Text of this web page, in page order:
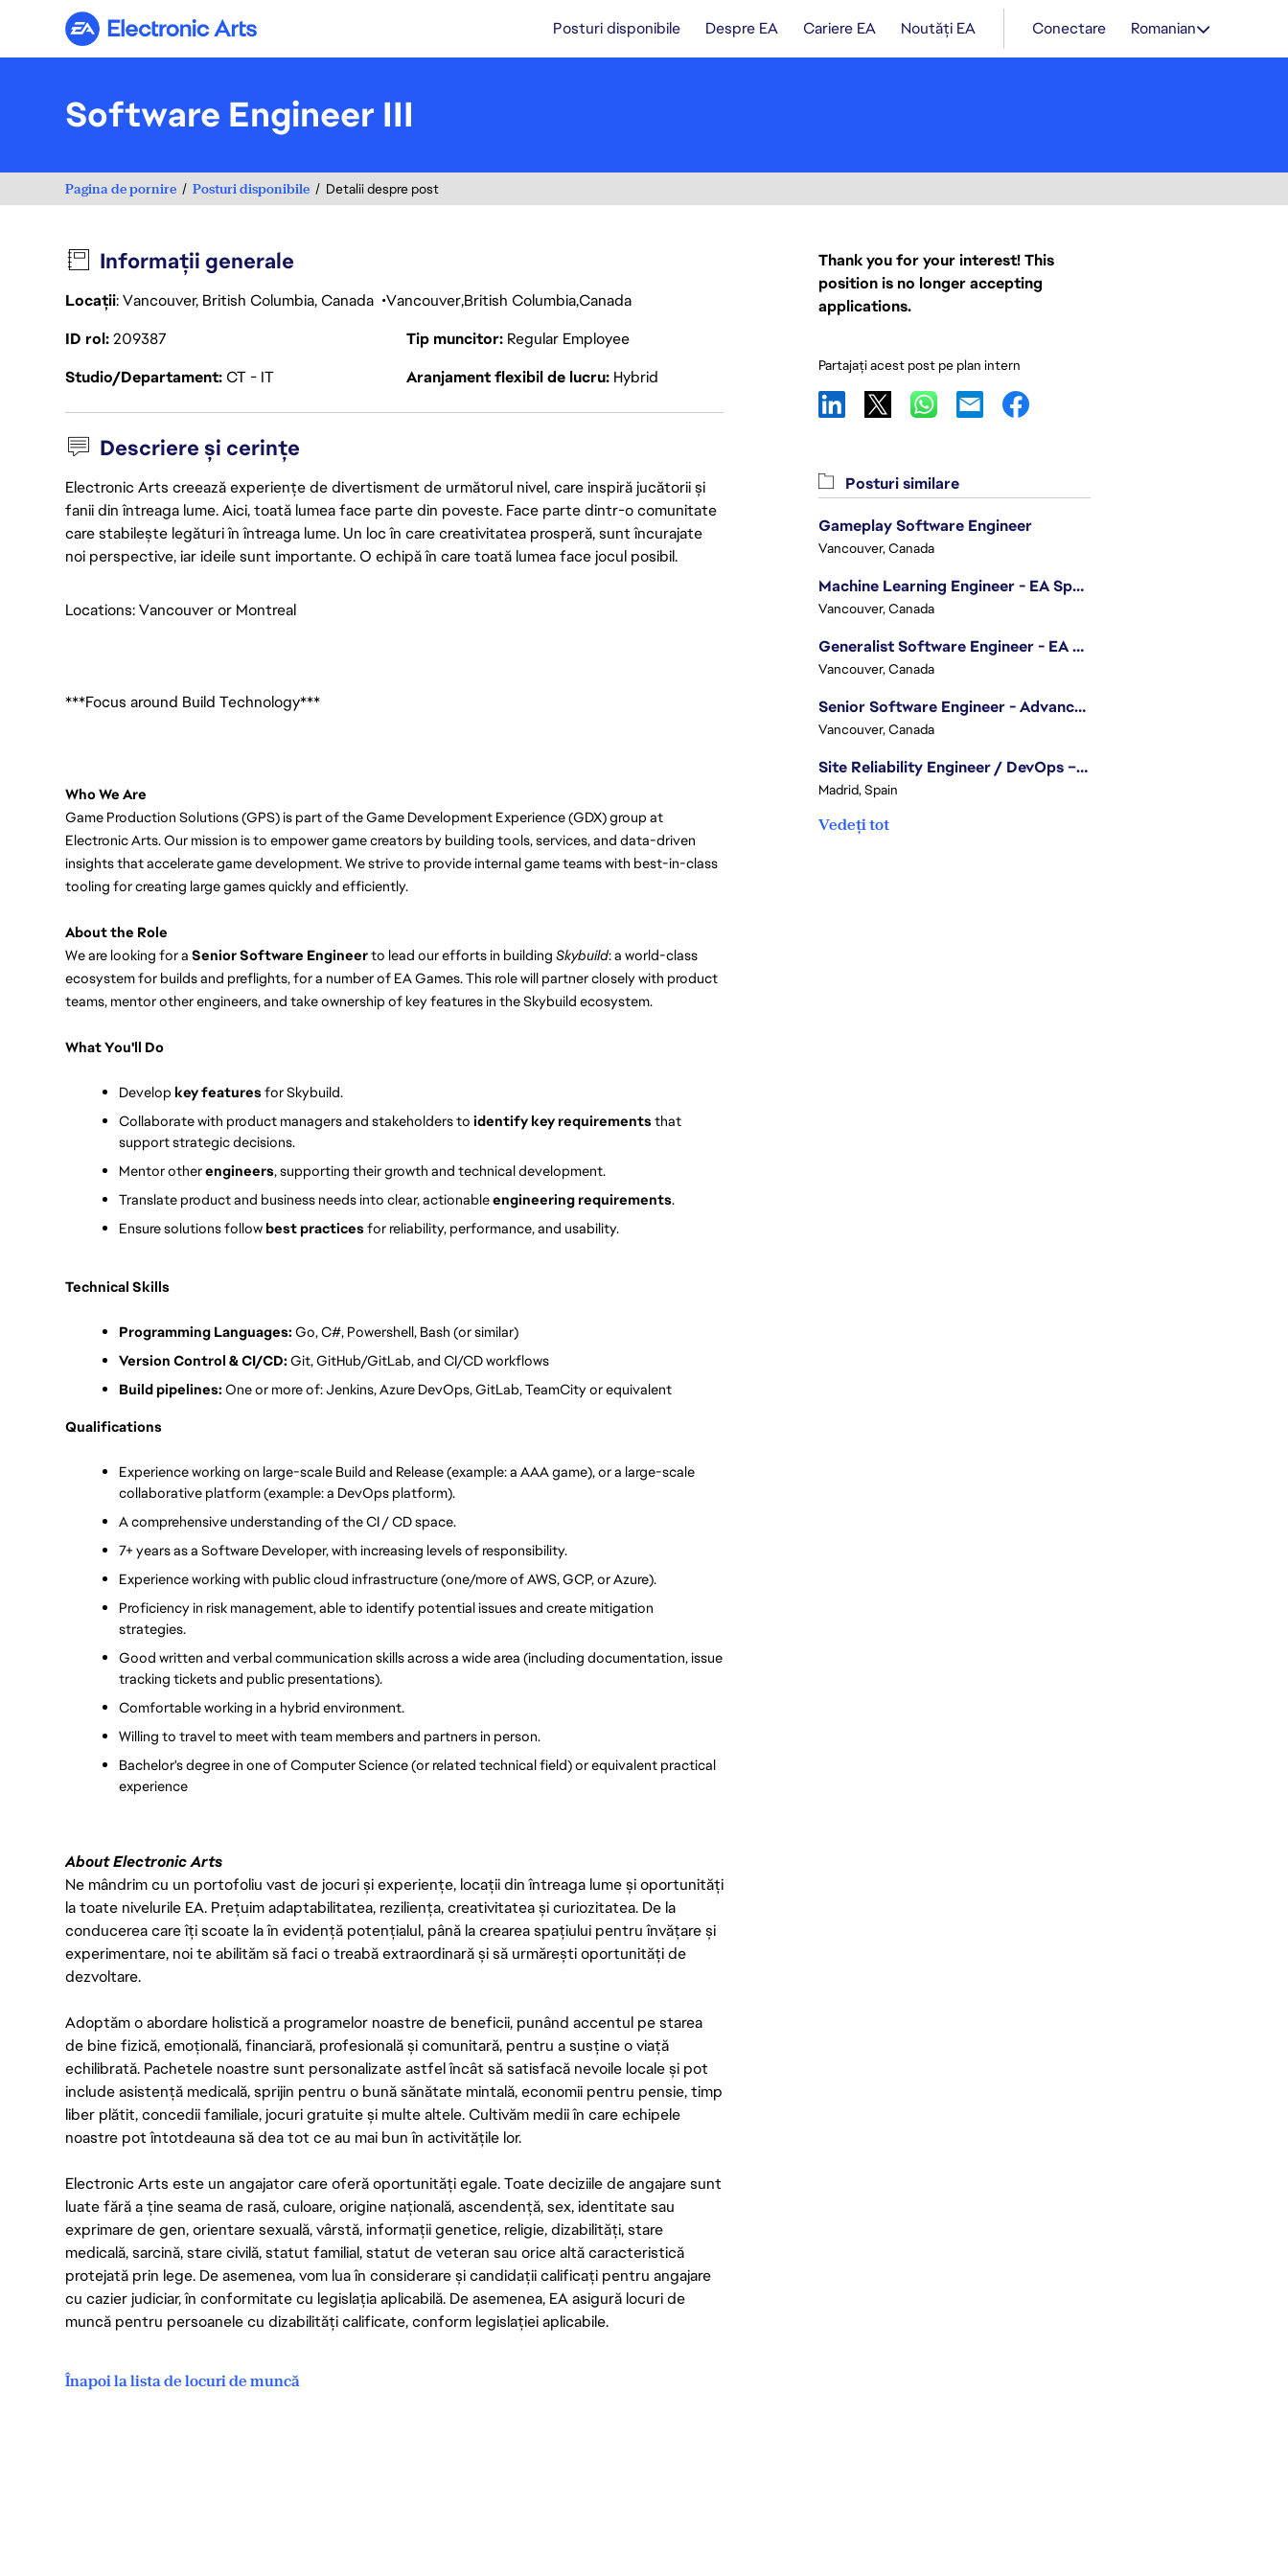
Electronic Arts Posturi disponibile Despre EA Cariere EA Noutăți EA Conectare Romanian
Software Engineer III
Pagina de pornire Posturi disponibile Detalii despre post
Informații generale
Locații: Vancouver, British Columbia, Canada VancouverBritish ColumbiaCanada
ID rol209387 Tip muncitor Regular Employee
Studio/DepartamentCT - IT Aranjament flexibil de lucru Hybrid
Descriere și cerințe
Electronic Arts creează experiențe de divertisment de următorul nivel, care inspiră jucătorii și
fanii din întreaga lume. Aici, toată lumea face parte din poveste. Face parte dintr-o comunitate
care stabilește legături în întreaga lume. Un loc în care creativitatea prosperă, sunt încurajate
noi perspective, iar ideile sunt importante. O echipă în care toată lumea face jocul posibil.
Locations: Vancouver or Montreal
***Focus around Build Technology***
Who We Are
Game Production Solutions (GPS) is part of the Game Development Experience (GDX) group at
Electronic Arts. Our mission is to empower game creators by building tools, services, and data-driven
insights that accelerate game development. We strive to provide internal game teams with best-in-class
tooling for creating large games quickly and efficiently.
About the Role
We are looking for a Senior Software Engineer to lead our efforts in building Skybuild: a world-class
ecosystem for builds and preflights, for a number of EA Games. This role will partner closely with product
teams, mentor other engineers, and take ownership of key features in the Skybuild ecosystem.
What You'll Do
Develop key features for Skybuild.
Collaborate with product managers and stakeholders to identify key requirements that
support strategic decisions.
Mentor other engineers, supporting their growth and technical development.
Translate product and business needs into clear, actionable engineering requirements.
Ensure solutions follow best practices for reliability, performance, and usability.
Technical Skills
Programming Languages: Go, C#, Powershell, Bash (or similar)
Version Control & CI/CD: Git, GitHub/GitLab, and CI/CD workflows
Build pipelines: One or more of: Jenkins, Azure DevOps, GitLab, TeamCity or equivalent
Qualifications
Experience working on large-scale Build and Release (example: a AAA game), or a large-scale
collaborative platform (example: a DevOps platform).
A comprehensive understanding of the CI / CD space.
7+ years as a Software Developer, with increasing levels of responsibility.
Experience working with public cloud infrastructure (one/more of AWS, GCP, or Azure).
Proficiency in risk management, able to identify potential issues and create mitigation
strategies.
Good written and verbal communication skills across a wide area (including documentation, issue
tracking tickets and public presentations).
Comfortable working in a hybrid environment.
Willing to travel to meet with team members and partners in person.
Bachelor's degree in one of Computer Science (or related technical field) or equivalent practical
experience
About Electronic Arts
Ne mândrim cu un portofoliu vast de jocuri și experiențe, locații din întreaga lume și oportunități
la toate nivelurile EA. Prețuim adaptabilitatea, reziliența, creativitatea și curiozitatea. De la
conducerea care îți scoate la în evidență potențialul, până la crearea spațiului pentru învățare și
experimentare, noi te abilităm să faci o treabă extraordinară și să urmărești oportunități de
dezvoltare.
Adoptăm o abordare holistică a programelor noastre de beneficii, punând accentul pe starea
de bine fizică, emoțională, financiară, profesională și comunitară, pentru a susține o viață
echilibrată. Pachetele noastre sunt personalizate astfel încât să satisfacă nevoile locale și pot
include asistență medicală, sprijin pentru o bună sănătate mintală, economii pentru pensie, timp
liber plătit, concedii familiale, jocuri gratuite și multe altele. Cultivăm medii în care echipele
noastre pot întotdeauna să dea tot ce au mai bun în activitățile lor.
Electronic Arts este un angajator care oferă oportunități egale. Toate deciziile de angajare sunt
luate fără a ține seama de rasă, culoare, origine națională, ascendență, sex, identitate sau
exprimare de gen, orientare sexuală, vârstă, informații genetice, religie, dizabilități, stare
medicală, sarcină, stare civilă, statut familial, statut de veteran sau orice altă caracteristică
protejată prin lege. De asemenea, vom lua în considerare și candidații calificați pentru angajare
cu cazier judiciar, în conformitate cu legislația aplicabilă. De asemenea, EA asigură locuri de
muncă pentru persoanele cu dizabilități calificate, conform legislației aplicabile.
Înapoi la lista de locuri de muncă
Thank you for your interest! This
position is no longer accepting
applications.
Partajați acest post pe plan intern
Posturi similare
Gameplay Software Engineer
Vancouver, Canada
Machine Learning Engineer - EA Sports FC
Vancouver, Canada
Generalist Software Engineer - EA Sports FC
Vancouver, Canada
Senior Software Engineer - Advanced Technology Group
Vancouver, Canada
Site Reliability Engineer / DevOps – Localization
Madrid, Spain
Vedeți tot